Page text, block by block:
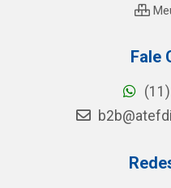
Fale